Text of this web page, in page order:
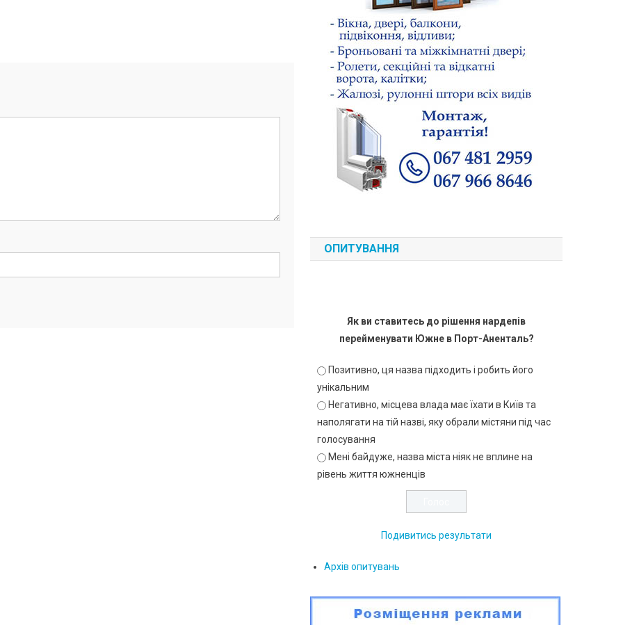
ОПИТУВАННЯ
Як ви ставитесь до рішення нардепів
перейменувати Южне в Порт-Аненталь?
Позитивно, ця назва підходить і робить його
унікальним
Негативно, місцева влада має їхати в Київ та
наполягати на тій назві, яку обрали містяни під час
голосування
Мені байдуже, назва міста ніяк не вплине на
рівень життя южненців
Подивитись результати
Архів опитувань